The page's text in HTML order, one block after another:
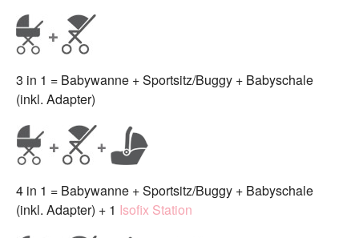
3 in 1 = Babywanne + Sportsitz/Buggy + Babyschale
(inkl. Adapter)
4 in 1 = Babywanne + Sportsitz/Buggy + Babyschale
(inkl. Adapter) + 1 Isofix Station